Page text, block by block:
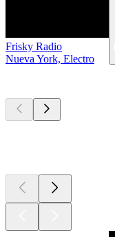
Frisky Radio
Nueva York, Electro